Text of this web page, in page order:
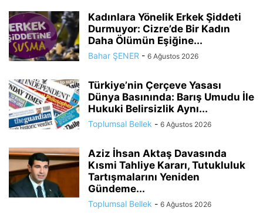
Kadınlara Yönelik Erkek Şiddeti
Durmuyor: Cizre’de Bir Kadın
Daha Ölümün Eşiğine...
Bahar ŞENER - 6 Ağustos 2026
Türkiye’nin Çerçeve Yasası
Dünya Basınında: Barış Umudu İle
Hukuki Belirsizlik Aynı...
Toplumsal Bellek - 6 Ağustos 2026
Aziz İhsan Aktaş Davasında
Kısmi Tahliye Kararı, Tutukluluk
Tartışmalarını Yeniden
Gündeme...
Toplumsal Bellek - 6 Ağustos 2026